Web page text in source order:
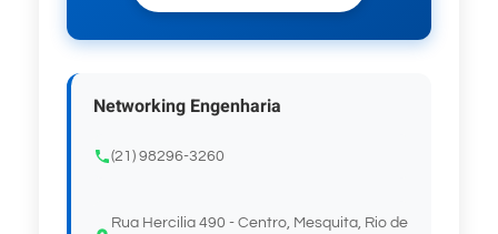
Networking Engenharia
(21) 98296-3260
Rua Hercilia 490 - Centro, Mesquita, Rio de